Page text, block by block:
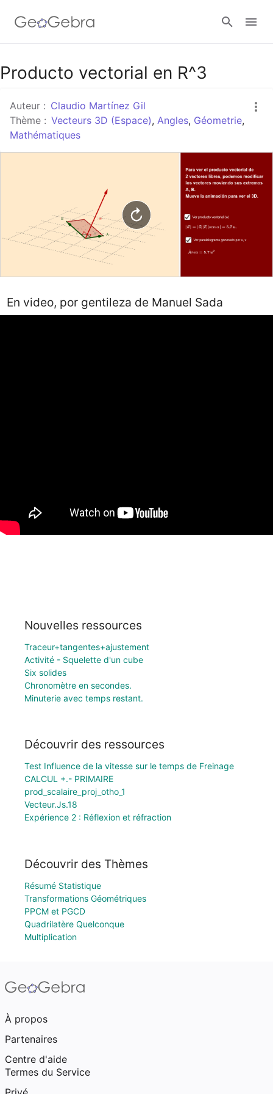
Google Classroom
Classe GeoGebra
Producto vectorial en R^3
Auteur : Claudio Martínez Gil
Thème : Vecteurs 3D (Espace), Angles, Géometrie,
Mathématiques
En video, por gentileza de Manuel Sada
Nouvelles ressources
Traceur+tangentes+ajustement
Activité - Squelette d'un cube
Six solides
Chronomètre en secondes.
Minuterie avec temps restant.
Découvrir des ressources
Test Influence de la vitesse sur le temps de Freinage
CALCUL +.- PRIMAIRE
prod_scalaire_proj_otho_1
Vecteur.Js.18
Expérience 2 : Réflexion et réfraction
Découvrir des Thèmes
Résumé Statistique
Transformations Géométriques
PPCM et PGCD
Quadrilatère Quelconque
Multiplication
À propos
Partenaires
Centre d'aide
Termes du Service